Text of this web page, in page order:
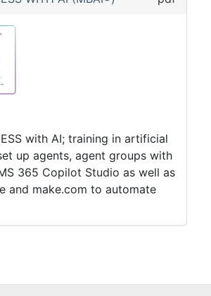
with AI; training in artificial
up agents, agent groups with
365 Copilot Studio as well as
and make.com to automate